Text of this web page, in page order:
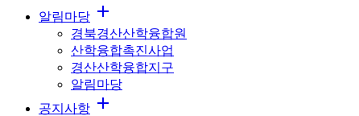
알림마당 add
경북경산산학융합원
산학융합촉진사업
경산산학융합지구
알림마당
공지사항 add